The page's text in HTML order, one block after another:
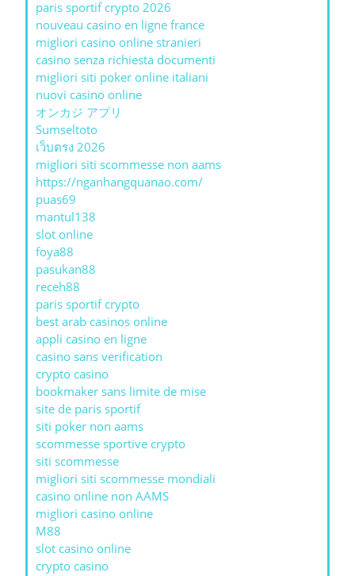
paris sportif crypto 2026
nouveau casino en ligne france
migliori casino online stranieri
casino senza richiesta documenti
migliori siti poker online italiani
nuovi casino online
オンカジ アプリ
Sumseltoto
เว็บตรง 2026
migliori siti scommesse non aams
https://nganhangquanao.com/
puas69
mantul138
slot online
foya88
pasukan88
receh88
paris sportif crypto
best arab casinos online
appli casino en ligne
casino sans verification
crypto casino
bookmaker sans limite de mise
site de paris sportif
siti poker non aams
scommesse sportive crypto
siti scommesse
migliori siti scommesse mondiali
casino online non AAMS
migliori casino online
M88
slot casino online
crypto casino